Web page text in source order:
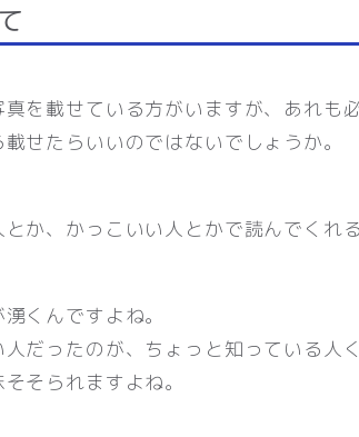
を載せている方がいますが、あれも
せたらいいのではないでしょうか。
か、かっこいい人とかで読んでくれ
くんですよね。
だったのが、ちょっと知っている人
そられますよね。